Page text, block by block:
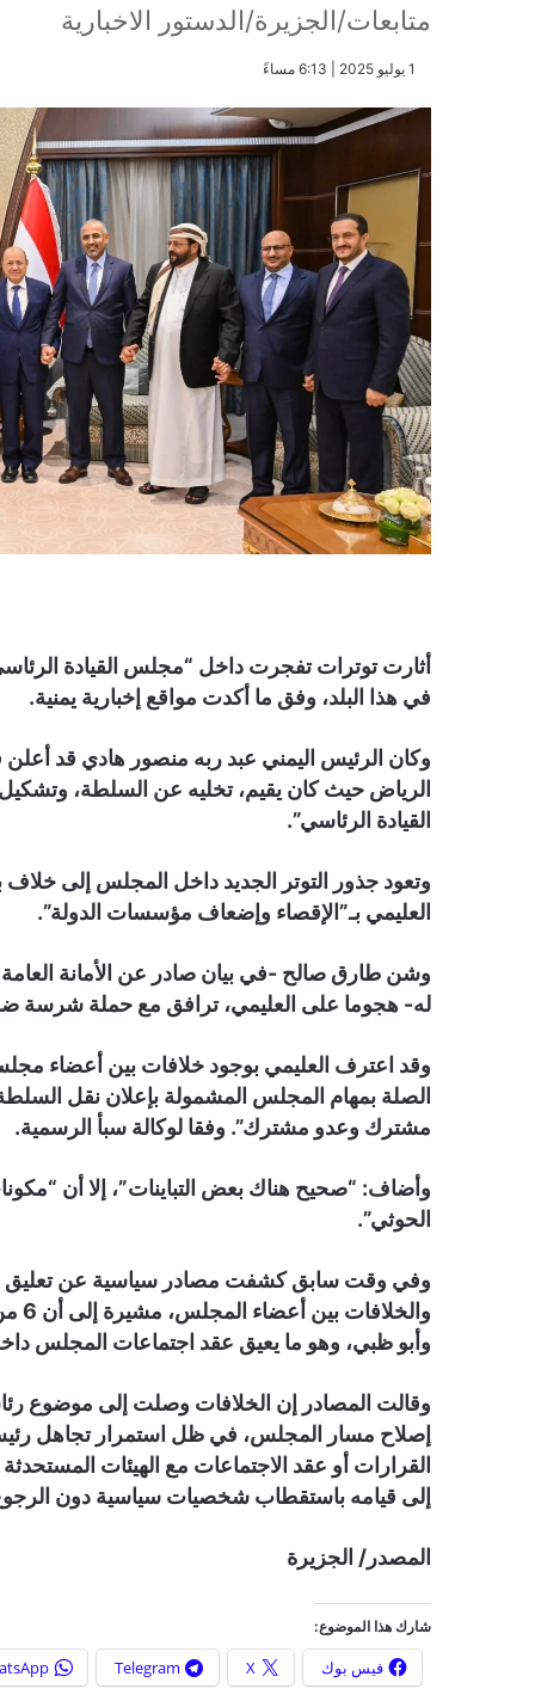
متابعات/الجزيرة/الدستور الاخبارية
​1 يوليو 2025 | 6:13 مساءً
أثارت توترات تفجرت داخل “مجلس القيادة
في هذا البلد، وفق ما أكدت مواقع إخبارية يمنية.
القيادة الرئاسي”.
وتعود جذور التوتر الجديد داخل المجلس إلى
العليمي بـ”الإقصاء وإضعاف مؤسسات الدولة”.
وشن طارق صالح -في بيان صادر عن الأمانة العامة
له- هجوما على العليمي، ترافق مع حملة شرسة
وقد اعترف العليمي بوجود خلافات بين أعضاء
الصلة بمهام المجلس المشمولة بإعلان نقل
مشترك وعدو مشترك”. وفقا لوكالة سبأ الرسمية.
وأضاف: “صحيح هناك بعض التباينات”، إلا أن
الحوثي”.
وفي وقت سابق كشفت مصادر سياسية عن تعليق
وأبو ظبي، وهو ما يعيق عقد اجتماعات المجلس
وقالت المصادر إن الخلافات وصلت إلى موضوع
إصلاح مسار المجلس، في ظل استمرار تجاهل
إلى قيامه باستقطاب شخصيات سياسية دون
المصدر/ الجزيرة
شارك هذا الموضوع:
فيس بوك X
Telegram